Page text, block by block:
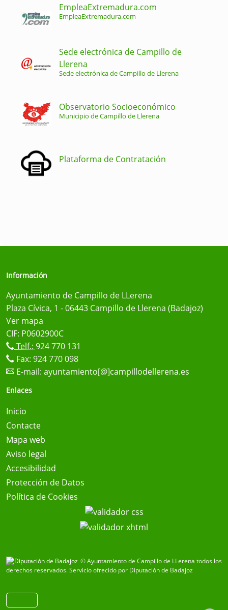
EmpleaExtremadura.com
EmpleaExtremadura.com
Sede electrónica de Campillo de
Llerena
Sede electrónica de Campillo de Llerena
Observatorio Socioeconómico
Municipio de Campillo de Llerena
Plataforma de Contratación
Información
Ayuntamiento de Campillo de LLerena
Plaza Cívica, 1 - 06443 Campillo de Llerena (Badajoz)
Ver mapa
CIF: P0602900C
Telf.: 924 770 131
Fax: 924 770 098
E-mail: ayuntamiento[@]campillodellerena.es
Enlaces
Inicio
Contacte
Mapa web
Aviso legal
Accesibilidad
Protección de Datos
Política de Cookies
© Ayuntamiento de Campillo de LLerena todos los
derechos reservados.Servicio ofrecido por Diputación de Badajoz